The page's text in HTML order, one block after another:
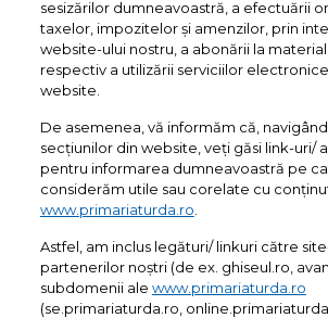
sesizărilor dumneavoastră, a efectuării
taxelor, impozitelor și amenzilor, prin
website-ului nostru, a abonării la
respectiv a utilizării serviciilor
website.
De asemenea, vă informăm că,
secțiunilor din website, veți găsi link-uri/
pentru informarea dumneavoastră pe
considerăm utile sau corelate cu
www.primariaturda.ro
Astfel, am inclus legături/ linkuri către
partenerilor noștri (de ex. ghiseul.ro,
subdomenii ale www.primariaturda.ro
(se.primariaturda.ro,